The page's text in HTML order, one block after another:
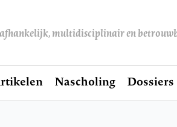
multidisciplinair en
Nascholing Dossiers